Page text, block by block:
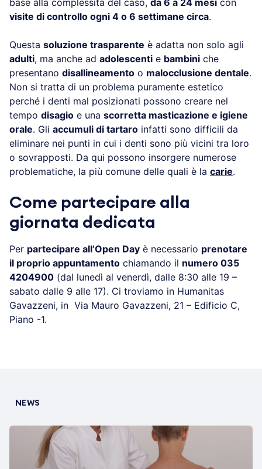
visite di controllo ogni 4 o 6 settimane circa.
Questa soluzione trasparente è adatta non solo agli
adulti, ma anche ad adolescenti e bambini che
presentano disallineamento o malocclusione dentale.
Non si tratta di un problema puramente estetico
perché i denti mal posizionati possono creare nel
tempo disagio e una scorretta masticazione e igiene
orale. Gli accumuli di tartaro infatti sono difficili da
eliminare nei punti in cui i denti sono più vicini tra loro
o sovrapposti. Da qui possono insorgere numerose
problematiche, la più comune delle quali è la carie.
Come partecipare alla
giornata dedicata
Per partecipare all’Open Day è necessario prenotare
il proprio appuntamento chiamando il numero 035
4204900 (dal lunedì al venerdì, dalle 8:30 alle 19 –
sabato dalle 9 alle 17). Ci troviamo in Humanitas
Gavazzeni, in Via Mauro Gavazzeni, 21 – Edificio C,
Piano -1.
NEWS